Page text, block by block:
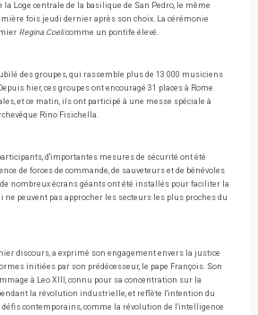
la Loge centrale de la basilique de San Pedro, le même
fois jeudi dernier après son choix. La cérémonie
Regina Coelicomme un pontife élevé.
des groupes, qui rassemble plus de 13 000 musiciens
hier, ces groupes ont encouragé 31 places à Rome
et ce matin, ils ont participé à une messe spéciale à
Rino Fisichella.
d'importantes mesures de sécurité ont été
de forces de commande, de sauveteurs et de bénévoles
nombreux écrans géants ont été installés pour faciliter la
ne peuvent pas approcher les secteurs les plus proches du
discours, a exprimé son engagement envers la justice
initiées par son prédécesseur, le pape François. Son
à Leo XIII, connu pour sa concentration sur la
la révolution industrielle, et reflète l'intention du
contemporains, comme la révolution de l'intelligence